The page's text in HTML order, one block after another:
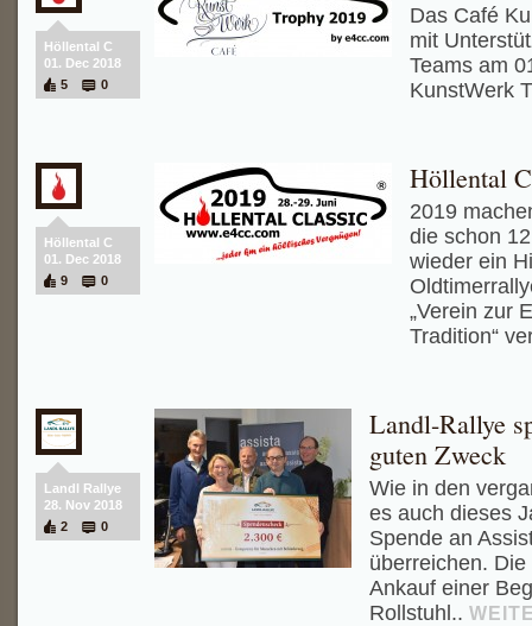
Höllental C
01. Dec 2018
5
0
Das Café
mit
Teams am
KunstWerk
Höllental C
01. Dec 2018
9
0
Höllental
2019
die schon
wieder ein
„Verein zur
Tradition“
Landl Rallye
28. Nov 2018
2
0
Landl-Rallye
guten Zweck
Wie in den
es auch dieses
Spende an
überreichen.
Ankauf einer
Rollstuhl..